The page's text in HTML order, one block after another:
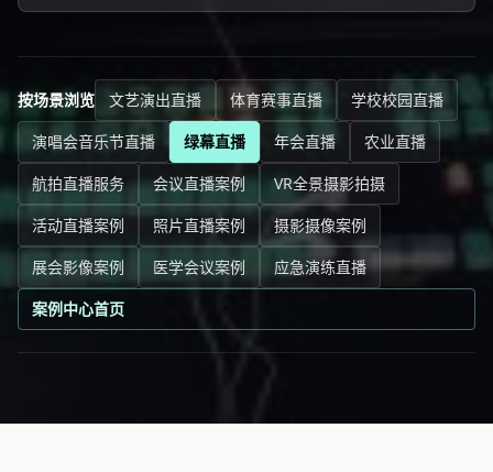
按场景浏览 文艺演出直播 体育赛事直播
学校校园直播
演唱会音乐节直播
绿幕直播 年会直播
农业直播
航拍直播服务
会议直播案例
VR全景摄影拍摄
活动直播案例
照片直播案例
摄影摄像案例
展会影像案例
医学会议案例
应急演练直播
案例中心首页